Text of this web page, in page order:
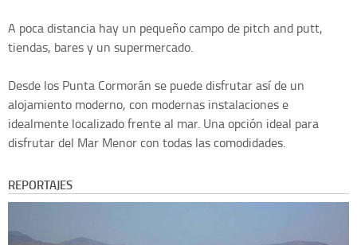
A poca distancia hay un pequeño campo de pitch and putt,
tiendas, bares y un supermercado.
Desde los Punta Cormorán se puede disfrutar así de un
alojamiento moderno, con modernas instalaciones e
idealmente localizado frente al mar. Una opción ideal para
disfrutar del Mar Menor con todas las comodidades.
REPORTAJES